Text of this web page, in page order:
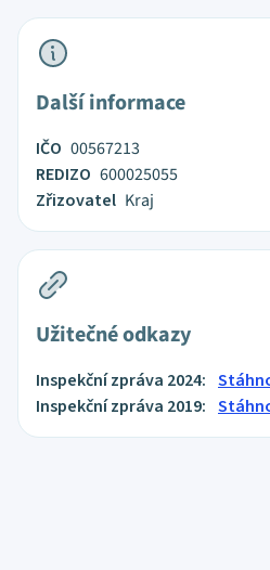
Další informace
IČO 00567213
REDIZO 600025055
Zřizovatel Kraj
Užitečné odkazy
Inspekční zpráva 2024:
Inspekční zpráva 2019: